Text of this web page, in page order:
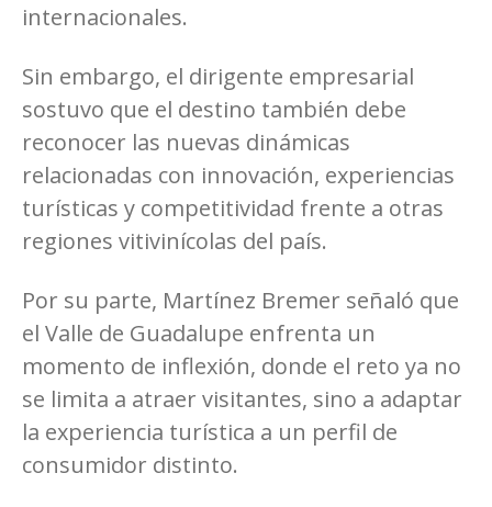
internacionales.
Sin embargo, el dirigente empresarial
sostuvo que el destino también debe
reconocer las nuevas dinámicas
relacionadas con innovación, experiencias
turísticas y competitividad frente a otras
regiones vitivinícolas del país.
Por su parte, Martínez Bremer señaló que
el Valle de Guadalupe enfrenta un
momento de inflexión, donde el reto ya no
se limita a atraer visitantes, sino a adaptar
la experiencia turística a un perfil de
consumidor distinto.